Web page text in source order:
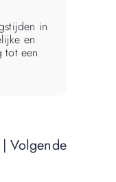
in
en
tot een
| Volgende